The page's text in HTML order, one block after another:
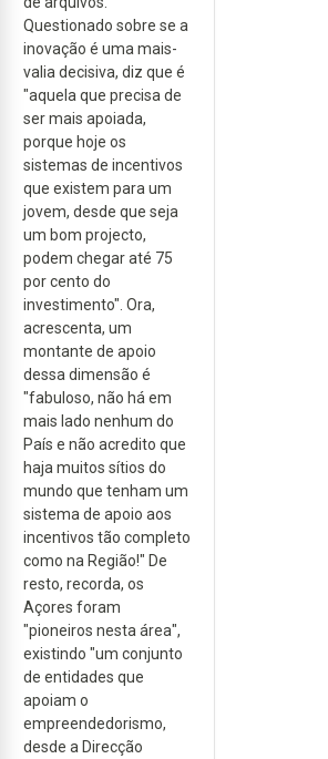
Questionado sobre se a
inovação é uma mais-
valia decisiva, diz que é
"aquela que precisa de
ser mais apoiada,
porque hoje os
sistemas de incentivos
que existem para um
jovem, desde que seja
um bom projecto,
podem chegar até 75
por cento do
investimento". Ora,
acrescenta, um
montante de apoio
dessa dimensão é
"fabuloso, não há em
mais lado nenhum do
País e não acredito que
haja muitos sítios do
mundo que tenham um
sistema de apoio aos
incentivos tão completo
como na Região!" De
resto, recorda, os
Açores foram
"pioneiros nesta área",
existindo "um conjunto
de entidades que
apoiam o
empreendedorismo,
desde a Direcção